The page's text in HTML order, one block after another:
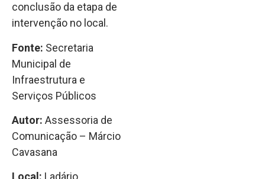
conclusão da etapa de
intervenção no local.
Fonte: Secretaria
Municipal de
Infraestrutura e
Serviços Públicos
Autor: Assessoria de
Comunicação – Márcio
Cavasana